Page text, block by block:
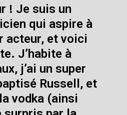
! Je suis un
qui aspire à
acteur, et voici
J’habite à
j’ai un super
Russell, et
vodka (ainsi